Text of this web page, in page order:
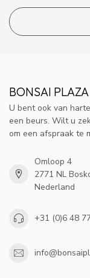
BONSAI PLAZA
U bent ook van
een beurs. Wilt u
om een afspraak te
Omloop 4
2771 NL
Nederland
+31 (0)6 48